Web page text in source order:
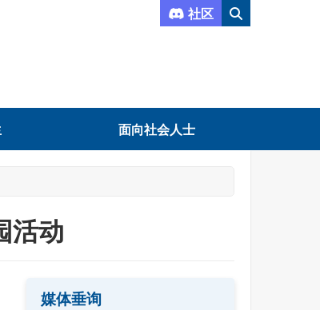
社区
面向社会人士
活动
媒体垂询